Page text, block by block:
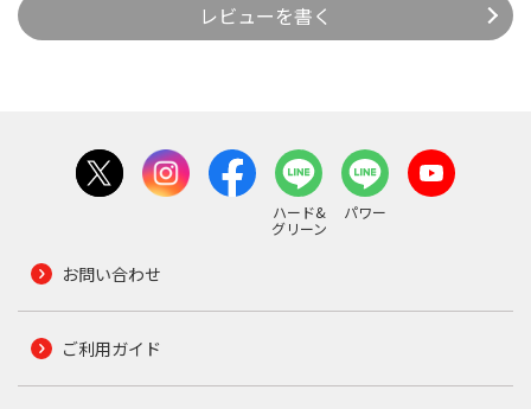
レビューを書く
ハード&
グリーン
パワー
お問い合わせ
ご利用ガイド